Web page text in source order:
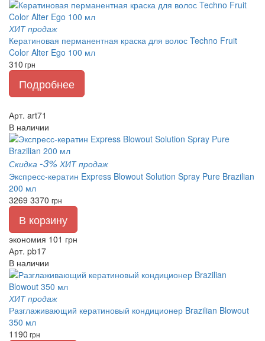
ХИТ продаж
Кератиновая перманентная краска для волос Techno Fruit
Color Alter Ego 100 мл
310 грн
Подробнее
Арт. art71
В наличии
Скидка -3% ХИТ продаж
Экспресс-кератин Express Blowout Solution Spray Pure Brazilian
200 мл
3269 3370 грн
В корзину
экономия 101 грн
Арт. pb17
В наличии
ХИТ продаж
Разглаживающий кератиновый кондиционер Brazilian Blowout
350 мл
1190 грн